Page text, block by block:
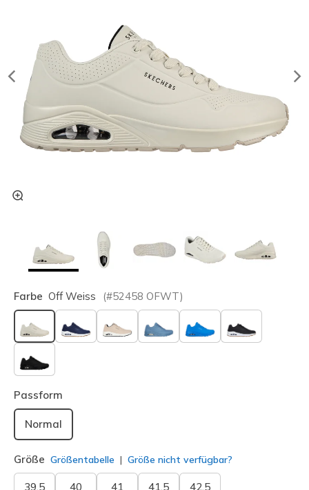
Farbe Off Weiss (#52458 OFWT)
ausgewählt
Passform
Normal
Größe Größentabelle Größe nicht verfügbar?
39.5 40 41 41.5 42.5